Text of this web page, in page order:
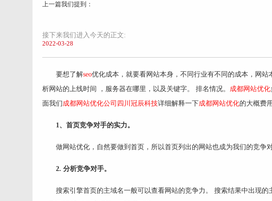
上一篇我们提到：
接下来我们进入今天的正文:
2022-03-28
要想了解seo优化成本，就要看网站本身，不同行业有不同的成本，网
析网站的上线时间 ，服务器在哪里，以及关键字。 排名情况。 成都网站优化
面我们 成都网站优化公司 四川冠辰科技详细解释一下成都网站优化的大概费用
1、首页竞争对手的实力。
做网站优化，自然要做到首页，所以首页列出的网站也成为我们的竞争
2. 分析竞争对手。
搜索引擎首页的主域名一般可以查看网站的竞争力。 搜索结果中出现